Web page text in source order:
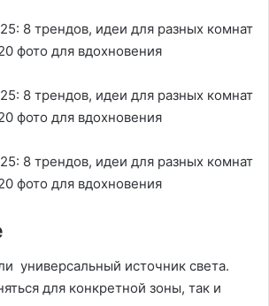
универсальный источник света.
для конкретной зоны, так и